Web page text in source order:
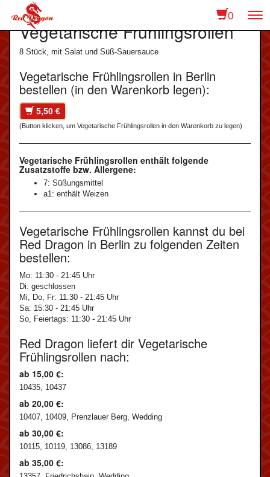
0
Vegetarische Frühlingsrollen
8 Stück, mit Salat und Süß-Sauersauce
Vegetarische Frühlingsrollen in Berlin
bestellen (in den Warenkorb legen):
5,50 €
(Button klicken, um Vegetarische Frühlingsrollen in den Warenkorb zu legen)
Vegetarische Frühlingsrollen enthält folgende
Zusatzstoffe bzw. Allergene:
7: Süßungsmittel
a1: enthält Weizen
Vegetarische Frühlingsrollen kannst du bei
Red Dragon in Berlin zu folgenden Zeiten
bestellen:
Mo: 11:30 - 21:45 Uhr
Di: geschlossen
Mi, Do, Fr: 11:30 - 21:45 Uhr
Sa: 15:30 - 21:45 Uhr
So, Feiertags: 11:30 - 21:45 Uhr
Red Dragon liefert dir Vegetarische
Frühlingsrollen nach:
ab 15,00 €:
10435, 10437
ab 20,00 €:
10407, 10409, Prenzlauer Berg, Wedding
ab 30,00 €:
10115, 10119, 13086, 13189
ab 35,00 €: